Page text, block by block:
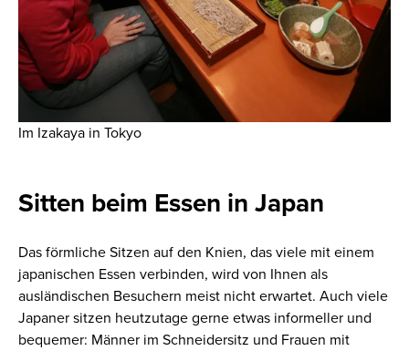
Im Izakaya in Tokyo
Sitten beim Essen in Japan
Das förmliche Sitzen auf den Knien, das viele mit einem
japanischen Essen verbinden, wird von Ihnen als
ausländischen Besuchern meist nicht erwartet. Auch viele
Japaner sitzen heutzutage gerne etwas informeller und
bequemer: Männer im Schneidersitz und Frauen mit